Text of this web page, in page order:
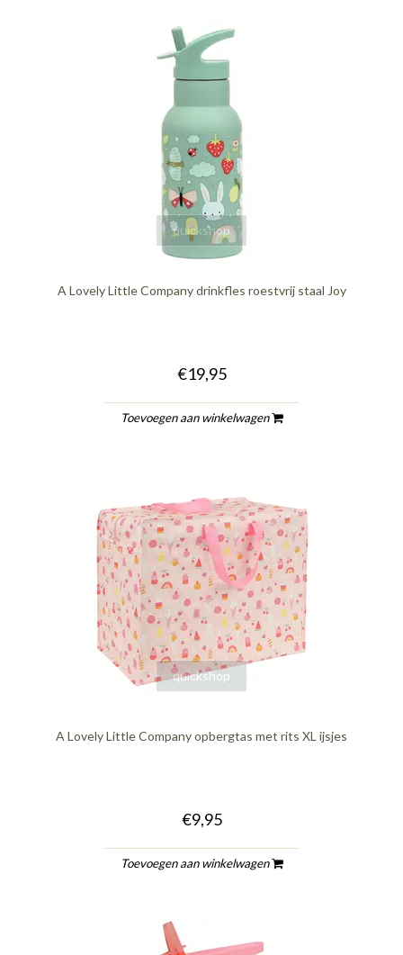
quickshop
A Lovely Little Company drinkfles roestvrij staal Joy
€19,95
Toevoegen aan winkelwagen
quickshop
A Lovely Little Company opbergtas met rits XL ijsjes
€9,95
Toevoegen aan winkelwagen